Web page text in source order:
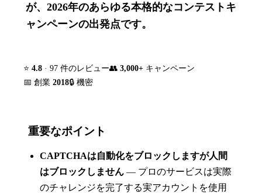
が、2026年のあらゆる本格的なコンテストキ
ャンペーンの出発点です。
⭐ 4.8 · 97 件のレビュー👥 3,000+ キャンペーン
📅 創業 2018🔒 機密
重要なポイント
CAPTCHAは自動化をブロックしますが人間
はブロックしません — プロのサービスは実際
のチャレンジを完了する実アカウントを使用